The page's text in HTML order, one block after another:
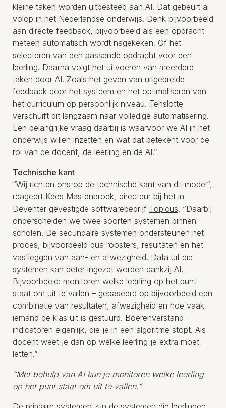
kleine taken worden uitbesteed aan AI. Dat gebeurt al
volop in het Nederlandse onderwijs. Denk bijvoorbeeld
aan directe feedback, bijvoorbeeld als een opdracht
meteen automatisch wordt nagekeken. Of het
selecteren van een passende opdracht voor een
leerling. Daarna volgt het uitvoeren van meerdere
taken door AI. Zoals het geven van uitgebreide
feedback door het systeem en het optimaliseren van
het curriculum op persoonlijk niveau. Tenslotte
verschuift dit langzaam naar volledige automatisering.
Een belangrijke vraag daarbij is waarvoor we AI in het
onderwijs willen inzetten en wat dat betekent voor de
rol van de docent, de leerling en de AI.”
Technische kant
“Wij richten ons op de technische kant van dit model”,
reageert Kees Mastenbroek, directeur bij het in
Deventer gevestigde softwarebedrijf Topicus. “Daarbij
onderscheiden we twee soorten systemen binnen
scholen. De secundaire systemen ondersteunen het
proces, bijvoorbeeld qua roosters, resultaten en het
vastleggen van aan- en afwezigheid. Data uit die
systemen kan beter ingezet worden dankzij AI.
Bijvoorbeeld: monitoren welke leerling op het punt
staat om uit te vallen – gebaseerd op bijvoorbeeld een
combinatie van resultaten, afwezigheid en hoe vaak
iemand de klas uit is gestuurd. Boerenverstand-
indicatoren eigenlijk, die je in een algoritme stopt. Als
docent weet je dan op welke leerling je extra moet
letten.”
“Met behulp van AI kun je monitoren welke leerling
op het punt staat om uit te vallen.”